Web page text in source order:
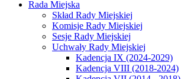
Rada Miejska
Skład Rady Miejskiej
Komisje Rady Miejskiej
Sesje Rady Miejskiej
Uchwały Rady Miejskiej
Kadencja IX (2024-2029)
Kadencja VIII (2018-2024)